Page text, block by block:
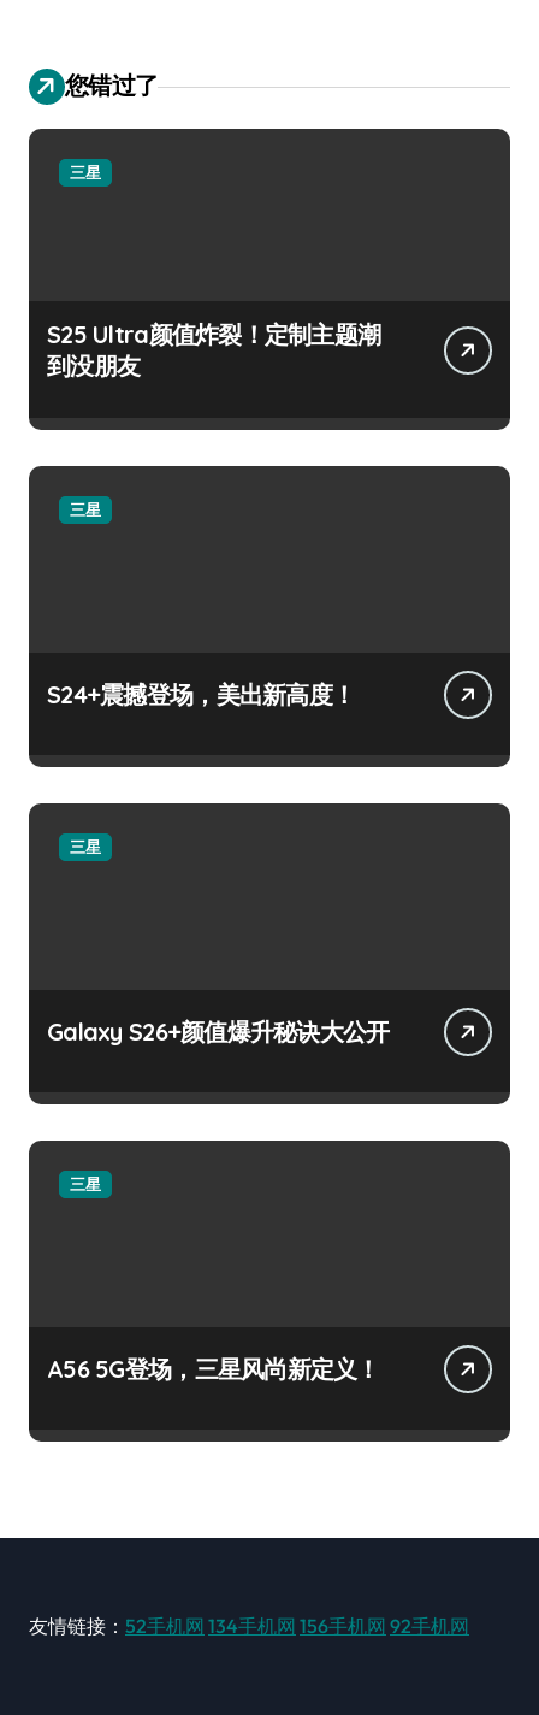
您错过了
三星
S25 Ultra颜值炸裂！定制主题潮
到没朋友
三星
S24+震撼登场，美出新高度！
三星
Galaxy S26+颜值爆升秘诀大公开
三星
A56 5G登场，三星风尚新定义！
友情链接： 52手机网 134手机网 156手机网 92手机网